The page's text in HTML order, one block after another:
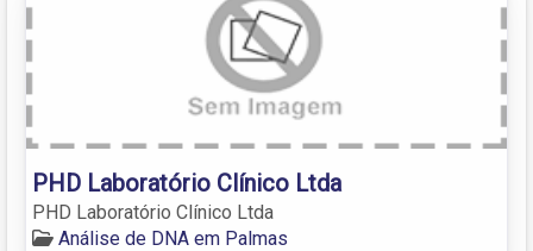
PHD Laboratório Clínico Ltda
PHD Laboratório Clínico Ltda
Análise de DNA em Palmas